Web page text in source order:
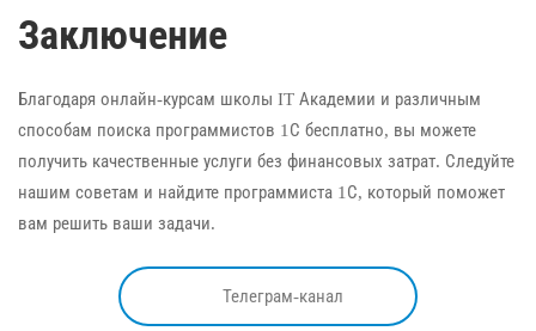
Заключение
Благодаря онлайн-курсам школы IT Академии и различным
способам поиска программистов 1С бесплатно, вы можете
получить качественные услуги без финансовых затрат. Следуйте
нашим советам и найдите программиста 1С, который поможет
вам решить ваши задачи.
Телеграм-канал